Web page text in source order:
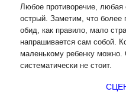
Любое противоречие,
острый. Заметим, что более
обид, как правило, мало
напрашивается сам собой.
маленькому ребенку можно.
систематически не стоит.